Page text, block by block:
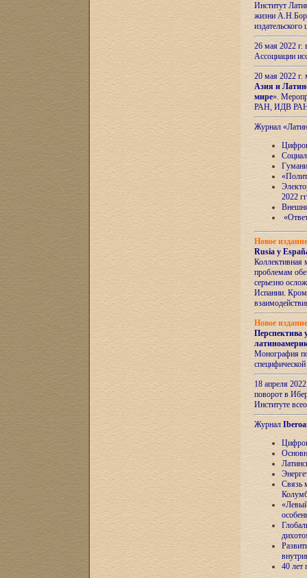
Институт
жизни
26 мая 2022
Ассоциации
20 мая 2022
Азия и
мире».
РАН, ИДВ
Журнал
2022
Новое
Rusia y
Коллективная
проблемам
серьезно
Испании.
Новое
Перспектива
Монография
18 апреля
поворот в
Институте
Журнал
Связь
40 лет